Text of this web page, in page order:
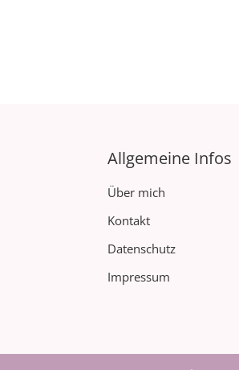
Allgemeine Infos
Über mich
Kontakt
Datenschutz
Impressum